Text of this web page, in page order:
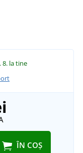
8. la tine
ÎN COȘ